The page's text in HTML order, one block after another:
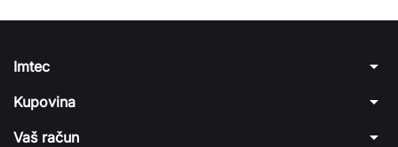
Imtec arrow_drop_down
Kupovina arrow_drop_down
Vaš račun arrow_drop_down